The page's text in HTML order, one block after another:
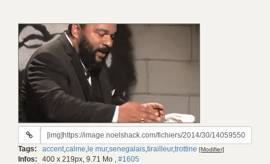
URL
gif:
Tags: accent,calme, le mur,senegalais,tirailleur,trottine [Modifier]
Infos: 400 x 219px, 9.71 Mo , #1605